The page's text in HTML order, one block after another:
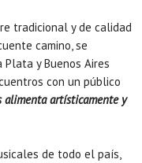
tradicional y de calidad
camino, se
y Buenos Aires
con un público
artísticamente y
de todo el país,